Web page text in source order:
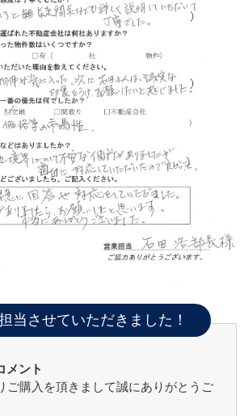
当させていただきました！
メント
ご購入を頂きまして誠にありがとうご